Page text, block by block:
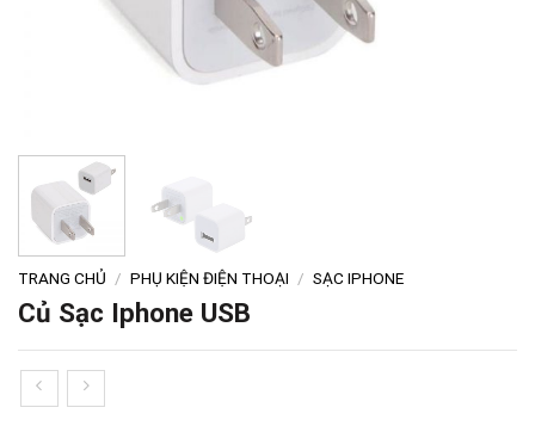
TRANG CHỦ / PHỤ KIỆN ĐIỆN THOẠI / SẠC IPHONE
Củ Sạc Iphone USB